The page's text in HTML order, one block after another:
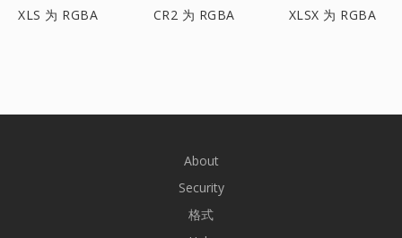
XLS 为 RGBA CR2 为 RGBA XLSX 为 RGBA
About
Security
格式